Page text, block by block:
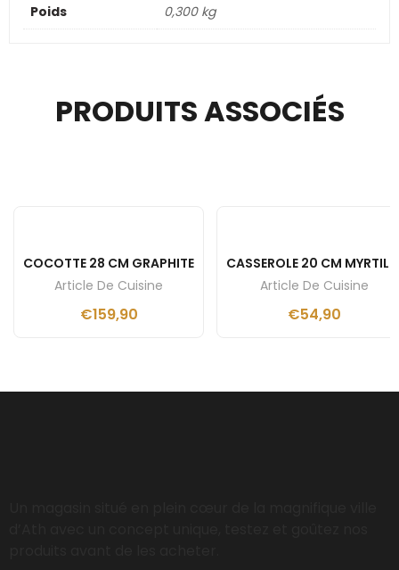
Poids 0,300 kg
PRODUITS ASSOCIÉS
COCOTTE 28 CM GRAPHITE
Article De Cuisine
€159,90
CASSEROLE 20 CM
Article De Cuisine
€54,90